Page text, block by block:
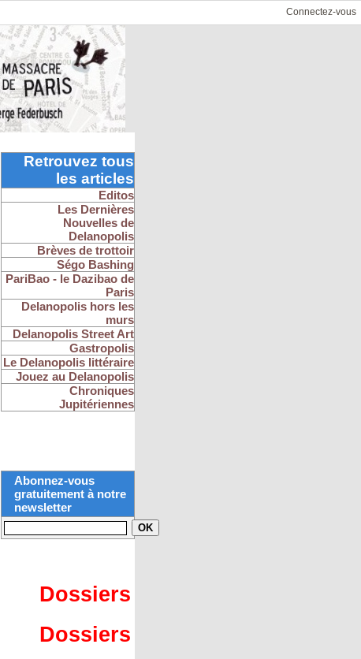
Connectez-vous
Retrouvez tous
les articles
Editos
Les Dernières
Nouvelles de
Delanopolis
Brèves de trottoir
Ségo Bashing
PariBao - le Dazibao de
Paris
Delanopolis hors les
murs
Delanopolis Street Art
Gastropolis
Le Delanopolis littéraire
Jouez au Delanopolis
Chroniques
Jupitériennes
Abonnez-vous
gratuitement à notre
newsletter
Dossiers
Dossiers